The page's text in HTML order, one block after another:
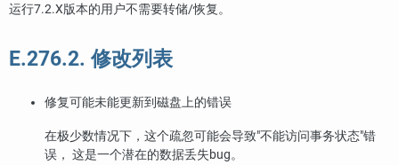
运行7.2.X版本的用户不需要转储/恢复。
E.276.2. 修改列表
修复可能未能更新到磁盘上的错误
在极少数情况下，这个疏忽可能会导致"不能访问事务状态"错
误， 这是一个潜在的数据丢失bug。